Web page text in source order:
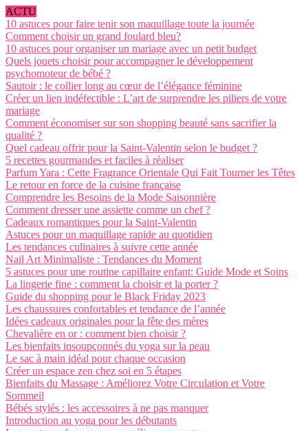
ACTU
10 astuces pour faire tenir son maquillage toute la journée
Comment choisir un grand foulard bleu?
10 astuces pour organiser un mariage avec un petit budget
Quels jouets choisir pour accompagner le développement
psychomoteur de bébé ?
Sautoir : le collier long au cœur de l’élégance féminine
Créer un lien indéfectible : L’art de surprendre les piliers de votre
mariage
Comment économiser sur son shopping beauté sans sacrifier la
qualité ?
Quel cadeau offrir pour la Saint-Valentin selon le budget ?
5 recettes gourmandes et faciles à réaliser
Parfum Yara : Cette Fragrance Orientale Qui Fait Tourner les Têtes
Le retour en force de la cuisine française
Comprendre les Besoins de la Mode Saisonnière
Comment dresser une assiette comme un chef ?
Cadeaux romantiques pour la Saint-Valentin
Astuces pour un maquillage rapide au quotidien
Les tendances culinaires à suivre cette année
Nail Art Minimaliste : Tendances du Moment
5 astuces pour une routine capillaire enfant: Guide Mode et Soins
La lingerie fine : comment la choisir et la porter ?
Guide du shopping pour le Black Friday 2023
Les chaussures confortables et tendance de l’année
Idées cadeaux originales pour la fête des mères
Chevalière en or : comment bien choisir ?
Les bienfaits insoupçonnés du yoga sur la peau
Le sac à main idéal pour chaque occasion
Créer un espace zen chez soi en 5 étapes
Bienfaits du Massage : Améliorez Votre Circulation et Votre
Sommeil
Bébés stylés : les accessoires à ne pas manquer
Introduction au yoga pour les débutants